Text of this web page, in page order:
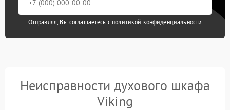
Отправляя, Вы соглашаетесь с политикой конфиденциальности
Неисправности духового шкафа
Viking